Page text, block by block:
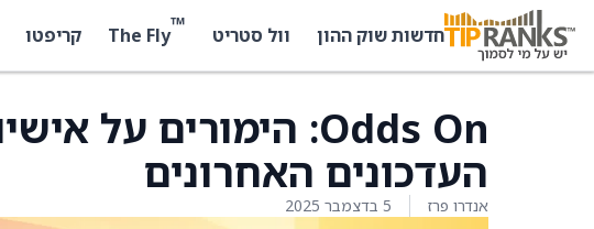
חדשות שוק ההון וול סטריט ™
The Fly קריפטו
העדכונים האחרונים
אנדרו פרז 5 בדצמבר 2025